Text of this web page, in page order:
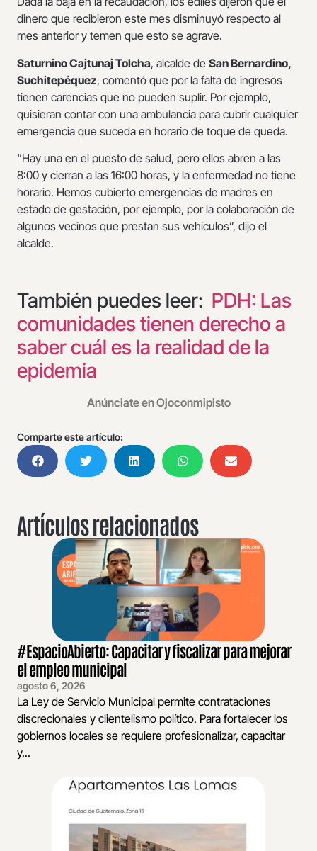
dinero que recibieron este mes disminuyó respecto al
mes anterior y temen que esto se agrave.
Saturnino Cajtunaj Tolcha, alcalde de San Bernardino,
Suchitepéquez, comentó que por la falta de ingresos
tienen carencias que no pueden suplir. Por ejemplo,
quisieran contar con una ambulancia para cubrir cualquier
emergencia que suceda en horario de toque de queda.
“Hay una en el puesto de salud, pero ellos abren a las
8:00 y cierran a las 16:00 horas, y la enfermedad no tiene
horario. Hemos cubierto emergencias de madres en
estado de gestación, por ejemplo, por la colaboración de
algunos vecinos que prestan sus vehículos”, dijo el
alcalde.
También puedes leer: PDH: Las
comunidades tienen derecho a
saber cuál es la realidad de la
epidemia
Anúnciate en Ojoconmipisto
Comparte este artículo:
Artículos relacionados
#EspacioAbierto: Capacitar y fiscalizar para mejorar
el empleo municipal
agosto 6, 2026
La Ley de Servicio Municipal permite contrataciones
discrecionales y clientelismo político. Para fortalecer los
gobiernos locales se requiere profesionalizar, capacitar
y...